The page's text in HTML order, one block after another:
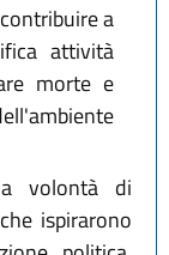
a
attività
morte e
volontà di
ispirarono